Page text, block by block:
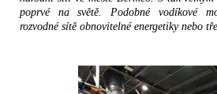
poprvé na světě. Podobné vodíkové
rozvodné sítě obnovitelné energetiky nebo